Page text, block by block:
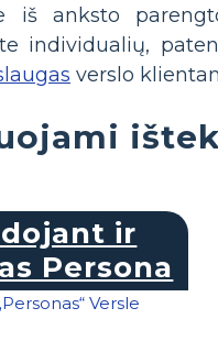
anksto
individualių,
verslo
ir
Persona